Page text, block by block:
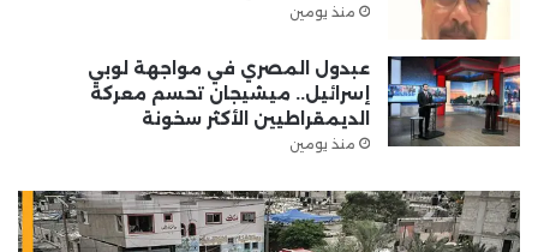
منذ يومين
عبدول المصري في مواجهة لوبي
إسرائيل.. ميشيجان تحسم معركة
الديمقراطيين الأكثر سخونة
منذ يومين